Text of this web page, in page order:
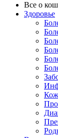
Все о
Здоровье